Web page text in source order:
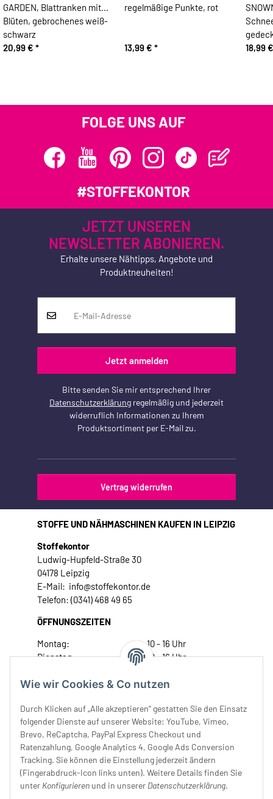
Wie wir Cookies & Co nutzen
Durch Klicken auf „Alle akzeptieren“ gestatten Sie den Einsatz
folgender Dienste auf unserer Website: YouTube, Vimeo,
Brevo, ReCaptcha, PayPal Express Checkout und
Ratenzahlung, Google Analytics 4, Google Ads Conversion
Tracking. Sie können die Einstellung jederzeit ändern
(Fingerabdruck-Icon links unten). Weitere Details finden Sie
unter Konfigurieren und in unserer Datenschutzerklärung.
GARDEN, Blattranken mit
Blüten, gebrochenes weiß-
schwarz
20,99 € *
regelmäßige Punkte, rot
13,99 € *
18,99
FOLGE UNS AUF
#STOFFEKONTOR
JETZT UNSEREN
NEWSLETTER ABONIEREN.
Erhalte unsere Nähtipps, Angebote und
Produktneuheiten!
Jetzt anmelden
Bitte senden Sie mir entsprechend Ihrer
Datenschutzerklärung regelmäßig und jederzeit
widerruflich Informationen zu Ihrem
Produktsortiment per E-Mail zu.
Vertrag widerrufen
STOFFE UND NÄHMASCHINEN KAUFEN IN LEIPZIG
Stoffekontor
Ludwig-Hupfeld-Straße 30
04178 Leipzig
E-Mail: info@stoffekontor.de
Telefon: (0341) 468 49 65
ÖFFNUNGSZEITEN
Montag:
10 - 16 Uhr
Dienstag:
10 - 16 Uhr
Donnerstag:
10 - 18 Uhr
Samstag:
10 - 14 Uhr
Unser Service
Rechtliches